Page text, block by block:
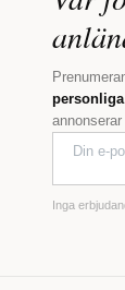
annonserar
Inga